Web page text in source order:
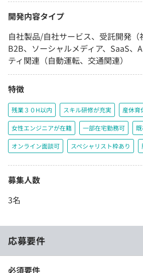
開発内容タイプ
自社製品/自社サービス、受託開発（
B2B、ソーシャルメディア、SaaS、
ティ関連（自動運転、交通関連）
特徴
残業３０H以内 スキル研修が充実 産休育
女性エンジニアが在籍 一部在宅勤務可
オンライン面談可 スペシャリスト枠あり
募集人数
3名
応募要件
必須要件